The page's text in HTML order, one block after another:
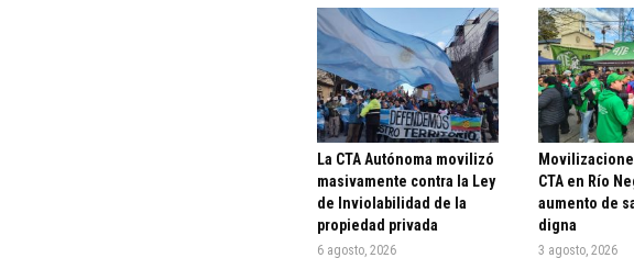
La CTA Autónoma movilizó
masivamente contra la Ley
de Inviolabilidad de la
propiedad privada
6 agosto, 2026
CTA en Río
aumento de
digna
3 agosto, 2026